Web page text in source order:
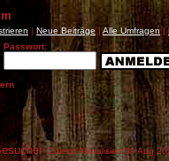
| Neue Beiträge |Alle Umfragen |
Passwort:
(Zuletzt Aktualisiert 09 Aug